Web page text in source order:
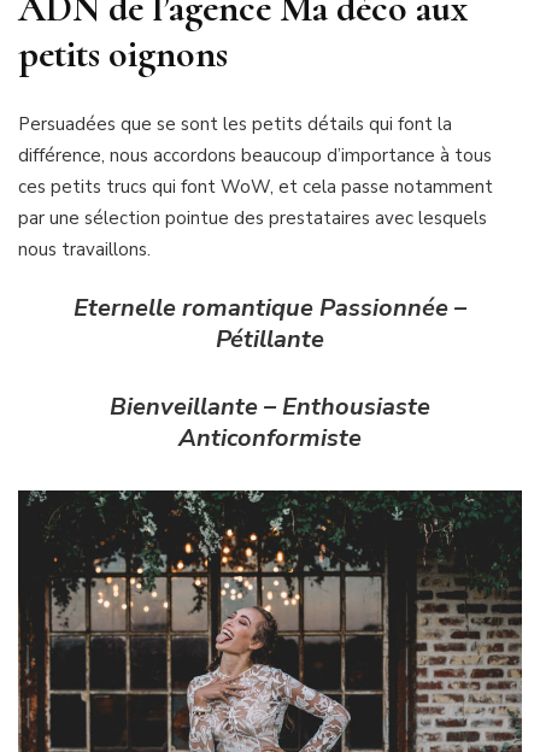
petits oignons
Persuadées que se sont les petits détails qui font la
différence, nous accordons beaucoup d’importance à tous
ces petits trucs qui font WoW, et cela passe notamment
par une sélection pointue des prestataires avec lesquels
nous travaillons.
Eternelle romantique Passionnée –
Pétillante
Bienveillante – Enthousiaste
Anticonformiste